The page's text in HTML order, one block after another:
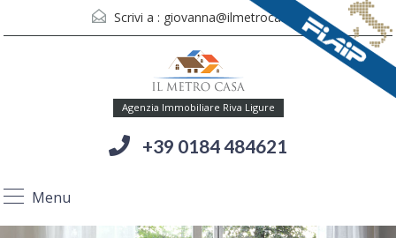
Scrivi a : giovanna@ilmetrocasa.it
Agenzia Immobiliare Riva Ligure
+39 0184 484621
Menu